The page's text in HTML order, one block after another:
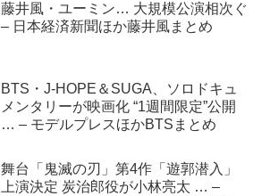
藤井風・ユーミン… 大規模公演相次ぐ
– 日本経済新聞ほか藤井風まとめ
BTS・J-HOPE＆SUGA、ソロドキュ
メンタリーが映画化 “1週間限定”公開
… – モデルプレスほかBTSまとめ
舞台「鬼滅の刃」第4作「遊郭潜入」
上演決定 炭治郎役が小林亮太 … –